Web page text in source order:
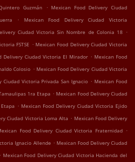
Guzmán
. Mexican Food Delivery Ciudad
.
Mexican Food Delivery Ciudad Victoria
Ciudad Victoria Sin Nombre de Colonia 18 .
FSTSE . Mexican Food Delivery Ciudad Victoria
Delivery Ciudad Victoria El Mirador . Mexican Food
Colosio . Mexican Food Delivery Ciudad Victoria
Ciudad Victoria Privada San Ignacio . Mexican Food
1ra Etapa . Mexican Food Delivery Ciudad
. Mexican Food Delivery Ciudad Victoria Ejido
Ciudad Victoria Loma Alta . Mexican Food Delivery
Food Delivery Ciudad Victoria Fraternidad .
Ignacio Allende . Mexican Food Delivery Ciudad
. Mexican Food Delivery Ciudad Victoria Hacienda del